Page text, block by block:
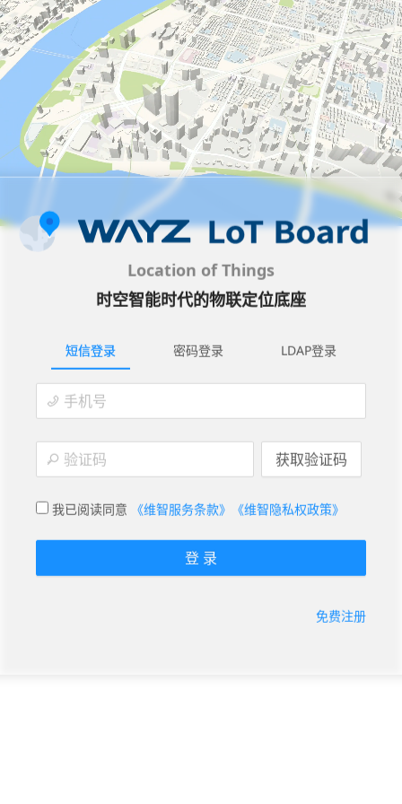
Location of Things
时空智能时代的物联定位底座
短信登录 密码登录 LDAP登录
获取验证码
我已阅读同意 《维智服务条款》 《维智隐私权政策》
登 录
免费注册